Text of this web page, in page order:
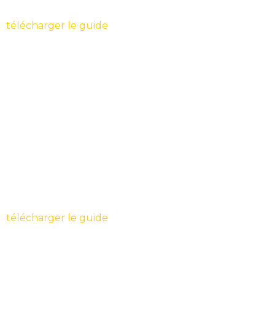
télécharger le guide
télécharger le guide